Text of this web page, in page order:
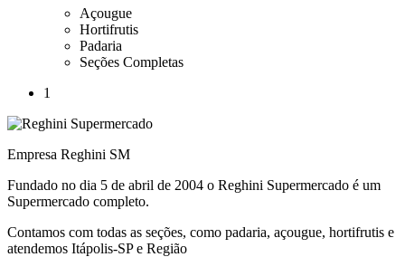
Açougue
Hortifrutis
Padaria
Seções Completas
1
Empresa Reghini SM
Fundado no dia 5 de abril de 2004 o Reghini Supermercado é um
Supermercado completo.
Contamos com todas as seções, como padaria, açougue, hortifrutis e
atendemos Itápolis-SP e Região